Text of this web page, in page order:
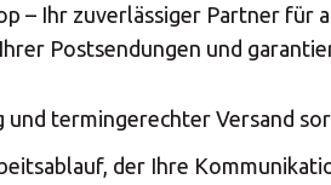
– Ihr zuverlässiger Partner
Postsendungen und
termingerechter Versand
der Ihre